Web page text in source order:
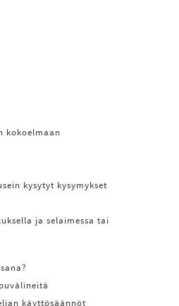
kokoelmaan
kysytyt kysymykset
ja selaimessa tai
käyttösäännöt